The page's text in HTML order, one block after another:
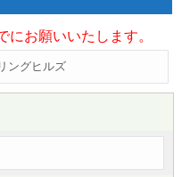
お願いいたします。